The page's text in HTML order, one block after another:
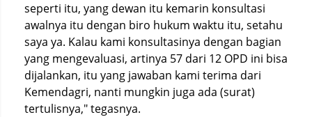
seperti itu, yang dewan itu kemarin konsultasi
awalnya itu dengan biro hukum waktu itu, setahu
saya ya. Kalau kami konsultasinya dengan bagian
yang mengevaluasi, artinya 57 dari 12 OPD ini bisa
dijalankan, itu yang jawaban kami terima dari
Kemendagri, nanti mungkin juga ada (surat)
tertulisnya," tegasnya.